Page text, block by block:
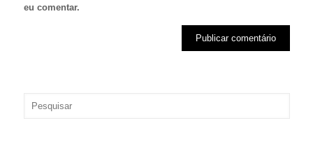
eu comentar.